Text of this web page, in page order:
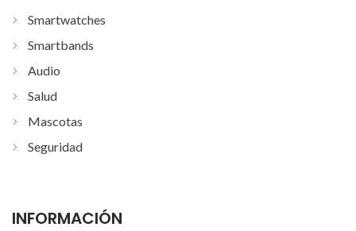
Smartwatches
Smartbands
Audio
Salud
Mascotas
Seguridad
INFORMACIÓN